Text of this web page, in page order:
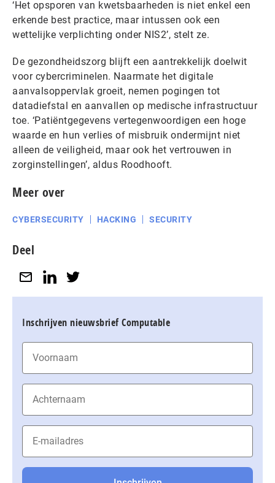
‘Het opsporen van kwetsbaarheden is niet enkel een
erkende best practice, maar intussen ook een
wettelijke verplichting onder NIS2’, stelt ze.
De gezondheidszorg blijft een aantrekkelijk doelwit
voor cybercriminelen. Naarmate het digitale
aanvalsoppervlak groeit, nemen pogingen tot
datadiefstal en aanvallen op medische infrastructuur
toe. ‘Patiëntgegevens vertegenwoordigen een hoge
waarde en hun verlies of misbruik ondermijnt niet
alleen de veiligheid, maar ook het vertrouwen in
zorginstellingen’, aldus Roodhooft.
Meer over
CYBERSECURITY HACKING SECURITY
Deel
Inschrijven nieuwsbrief Computable